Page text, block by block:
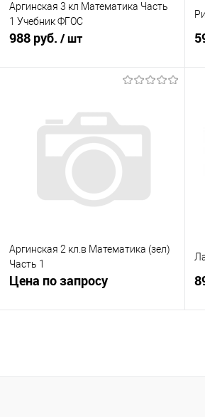
Аргинская 3 кл Математика Часть
1 Учебник ФГОС
988 руб. / шт
Купить в 1 клик
К сравнению
В избранное
Недоступно
Аргинская 2 кл.в Математика (зел)
Часть 1
Цена по запросу